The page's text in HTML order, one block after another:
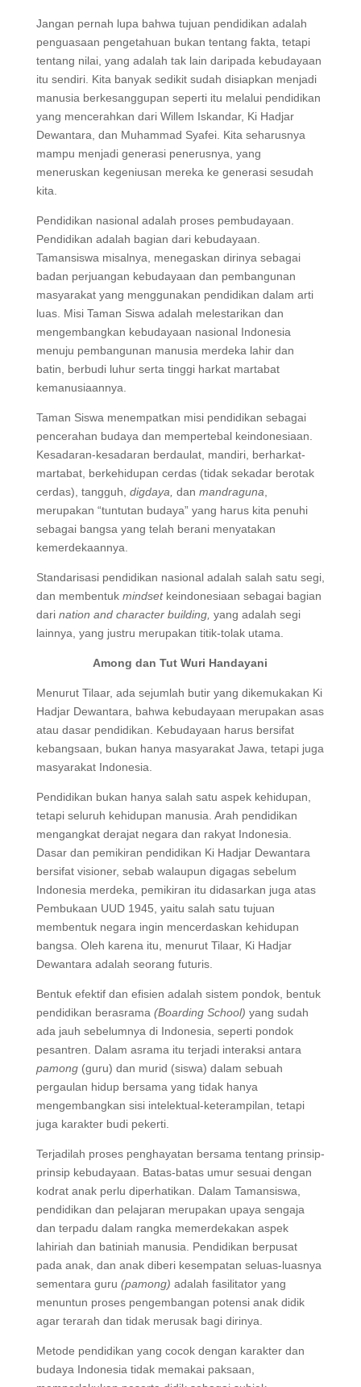
Jangan pernah lupa bahwa tujuan pendidikan adalah
penguasaan pengetahuan bukan tentang fakta, tetapi
tentang nilai, yang adalah tak lain daripada kebudayaan
itu sendiri. Kita banyak sedikit sudah disiapkan menjadi
manusia berkesanggupan seperti itu melalui pendidikan
yang mencerahkan dari Willem Iskandar, Ki Hadjar
Dewantara, dan Muhammad Syafei. Kita seharusnya
mampu menjadi generasi penerusnya, yang
meneruskan kegeniusan mereka ke generasi sesudah
kita.
Pendidikan nasional adalah proses pembudayaan.
Pendidikan adalah bagian dari kebudayaan.
Tamansiswa misalnya, menegaskan dirinya sebagai
badan perjuangan kebudayaan dan pembangunan
masyarakat yang menggunakan pendidikan dalam arti
luas. Misi Taman Siswa adalah melestarikan dan
mengembangkan kebudayaan nasional Indonesia
menuju pembangunan manusia merdeka lahir dan
batin, berbudi luhur serta tinggi harkat martabat
kemanusiaannya.
Taman Siswa menempatkan misi pendidikan sebagai
pencerahan budaya dan mempertebal keindonesiaan.
Kesadaran-kesadaran berdaulat, mandiri, berharkat-
martabat, berkehidupan cerdas (tidak sekadar berotak
cerdas), tangguh, digdaya, dan mandraguna
merupakan “tuntutan budaya” yang harus kita penuhi
sebagai bangsa yang telah berani menyatakan
kemerdekaannya.
Standarisasi pendidikan nasional adalah salah satu segi,
dan membentukmindset keindonesiaan sebagai bagian
dari nation and character building, yang adalah segi
lainnya, yang justru merupakan titik-tolak utama.
Among dan Tut Wuri Handayani
Menurut Tilaar, ada sejumlah butir yang dikemukakan Ki
Hadjar Dewantara, bahwa kebudayaan merupakan asas
atau dasar pendidikan. Kebudayaan harus bersifat
kebangsaan, bukan hanya masyarakat Jawa, tetapi juga
masyarakat Indonesia.
Pendidikan bukan hanya salah satu aspek kehidupan,
tetapi seluruh kehidupan manusia. Arah pendidikan
mengangkat derajat negara dan rakyat Indonesia.
Dasar dan pemikiran pendidikan Ki Hadjar Dewantara
bersifat visioner, sebab walaupun digagas sebelum
Indonesia merdeka, pemikiran itu didasarkan juga atas
Pembukaan UUD 1945, yaitu salah satu tujuan
membentuk negara ingin mencerdaskan kehidupan
bangsa. Oleh karena itu, menurut Tilaar, Ki Hadjar
Dewantara adalah seorang futuris.
Bentuk efektif dan efisien adalah sistem pondok, bentuk
pendidikan berasrama (Boarding School) yang sudah
ada jauh sebelumnya di Indonesia, seperti pondok
pesantren. Dalam asrama itu terjadi interaksi antara
pamong (guru) dan murid (siswa) dalam sebuah
pergaulan hidup bersama yang tidak hanya
mengembangkan sisi intelektual-keterampilan, tetapi
juga karakter budi pekerti.
Terjadilah proses penghayatan bersama tentang prinsip-
prinsip kebudayaan. Batas-batas umur sesuai dengan
kodrat anak perlu diperhatikan. Dalam Tamansiswa,
pendidikan dan pelajaran merupakan upaya sengaja
dan terpadu dalam rangka memerdekakan aspek
lahiriah dan batiniah manusia. Pendidikan berpusat
pada anak, dan anak diberi kesempatan seluas-luasnya
sementara guru (pamong) adalah fasilitator yang
menuntun proses pengembangan potensi anak didik
agar terarah dan tidak merusak bagi dirinya.
Metode pendidikan yang cocok dengan karakter dan
budaya Indonesia tidak memakai paksaan,